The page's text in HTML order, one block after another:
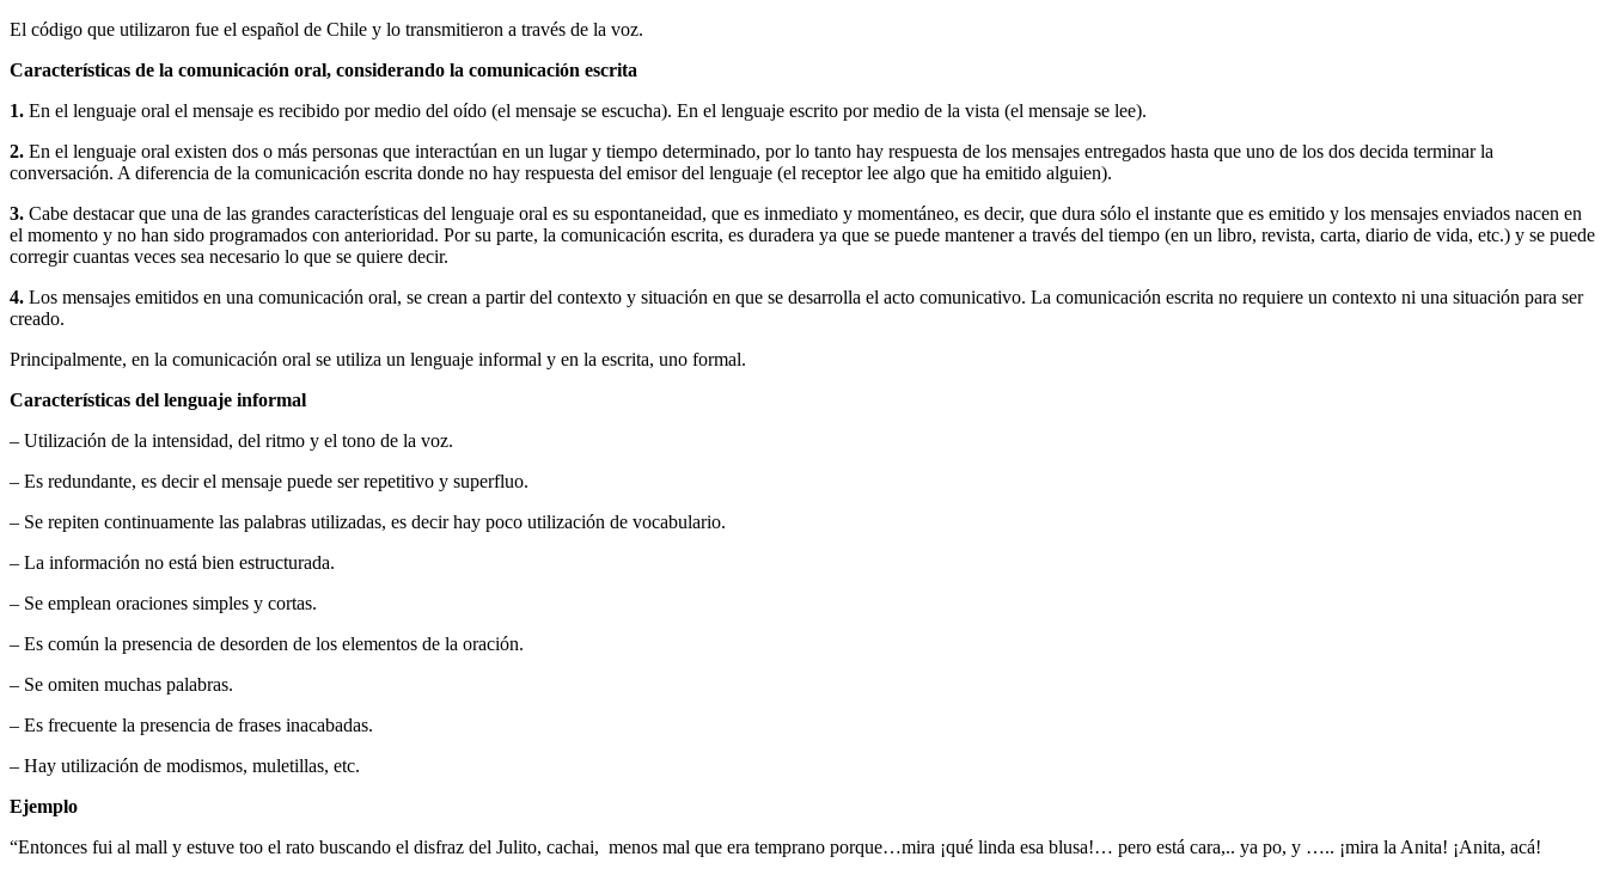
El código que utilizaron fue el español de Chile y lo transmitieron a través de la voz.
Características de la comunicación oral, considerando la comunicación escrita
1. En el lenguaje oral el mensaje es recibido por medio del oído (el mensaje se escucha). En el lenguaje escrito por medio de la vista (el mensaje se lee).
2. En el lenguaje oral existen dos o más personas que interactúan en un lugar y tiempo determinado, por lo tanto hay respuesta de los mensajes entregados hasta que uno de los dos decida terminar la
conversación. A diferencia de la comunicación escrita donde no hay respuesta del emisor del lenguaje (el receptor lee algo que ha emitido alguien).
3. Cabe destacar que una de las grandes características del lenguaje oral es su espontaneidad, que es inmediato y momentáneo, es decir, que dura sólo el instante que es emitido y los mensajes enviados nacen en
el momento y no han sido programados con anterioridad. Por su parte, la comunicación escrita, es duradera ya que se puede mantener a través del tiempo (en un libro, revista, carta, diario de vida, etc.) y se puede
corregir cuantas veces sea necesario lo que se quiere decir.
4. Los mensajes emitidos en una comunicación oral, se crean a partir del contexto y situación en que se desarrolla el acto comunicativo. La comunicación escrita no requiere un contexto ni una situación para ser
creado.
Principalmente, en la comunicación oral se utiliza un lenguaje informal y en la escrita, uno formal.
Características del lenguaje informal
– Utilización de la intensidad, del ritmo y el tono de la voz.
– Es redundante, es decir el mensaje puede ser repetitivo y superfluo.
– Se repiten continuamente las palabras utilizadas, es decir hay poco utilización de vocabulario.
– La información no está bien estructurada.
– Se emplean oraciones simples y cortas.
– Es común la presencia de desorden de los elementos de la oración.
– Se omiten muchas palabras.
– Es frecuente la presencia de frases inacabadas.
– Hay utilización de modismos, muletillas, etc.
Ejemplo
“Entonces fui al mall y estuve too el rato buscando el disfraz del Julito, cachai, menos mal que era temprano porque…mira ¡qué linda esa blusa!… pero está cara,.. ya po, y ….. ¡mira la Anita! ¡Anita, acá!